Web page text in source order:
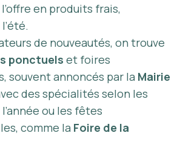
en produits frais,
de nouveautés, on trouve
ponctuels et foires
souvent annoncés par la Mairie
des spécialités selon les
ou les fêtes
comme la Foire de la